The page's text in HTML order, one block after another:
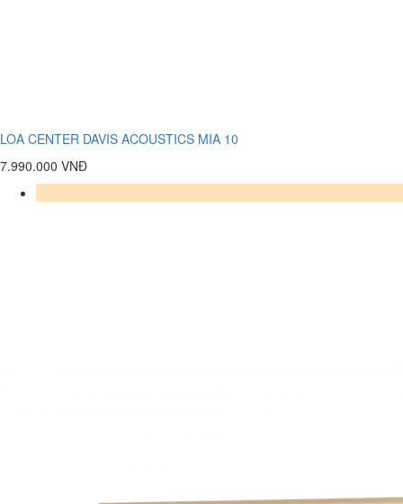
LOA CENTER DAVIS ACOUSTICS MIA 10
7.990.000 VNĐ